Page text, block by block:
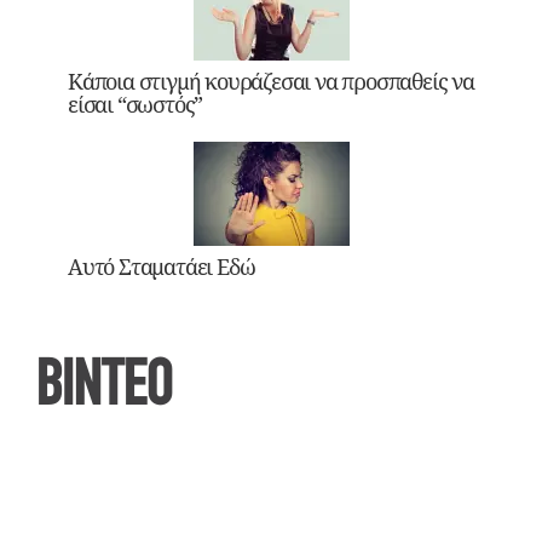
Κάποια στιγμή κουράζεσαι να προσπαθείς να
είσαι “σωστός”
Αυτό Σταματάει Εδώ
ΒΙΝΤΕΟ